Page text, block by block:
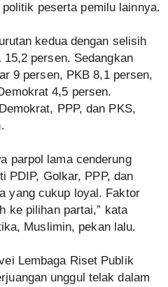
peserta pemilu lainnya.
kedua dengan selisih
persen. Sedangkan
9 persen, PKB 8,1 persen,
4,5 persen.
PPP, dan PKS,
parpol lama cenderung
PDIP, Golkar, PPP, dan
yang cukup loyal. Faktor
ke pilihan partai,” kata
Muslimin, pekan lalu.
Lembaga Riset Publik
unggul telak dalam